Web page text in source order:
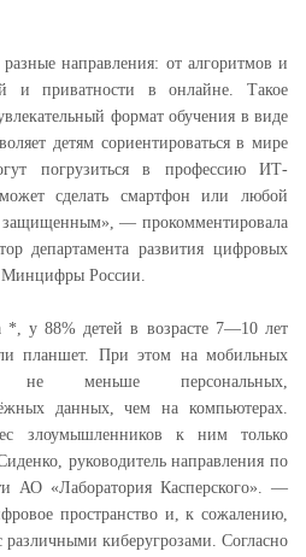
направления: от алгоритмов и
и приватности в онлайне. Такое
формат обучения в виде
детям сориентироваться в мире
погрузиться в профессию ИТ-
сделать смартфон или любой
защищенным», — прокомментировала
департамента развития цифровых
Минцифры России.
у 88% детей в возрасте 7—10 лет
планшет. При этом на мобильных
не меньше персональных,
данных, чем на компьютерах.
злоумышленников к ним только
руководитель направления по
АО «Лаборатория Касперского». —
пространство и, к сожалению,
различными киберугрозами. Согласно